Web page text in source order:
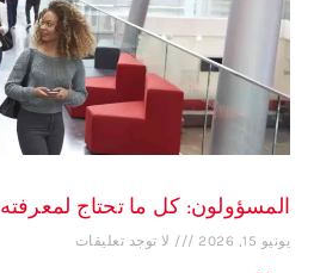
المسؤولون: كل ما تحتاج لمعرفته
يونيو 15, 2026 لا توجد تعليقات